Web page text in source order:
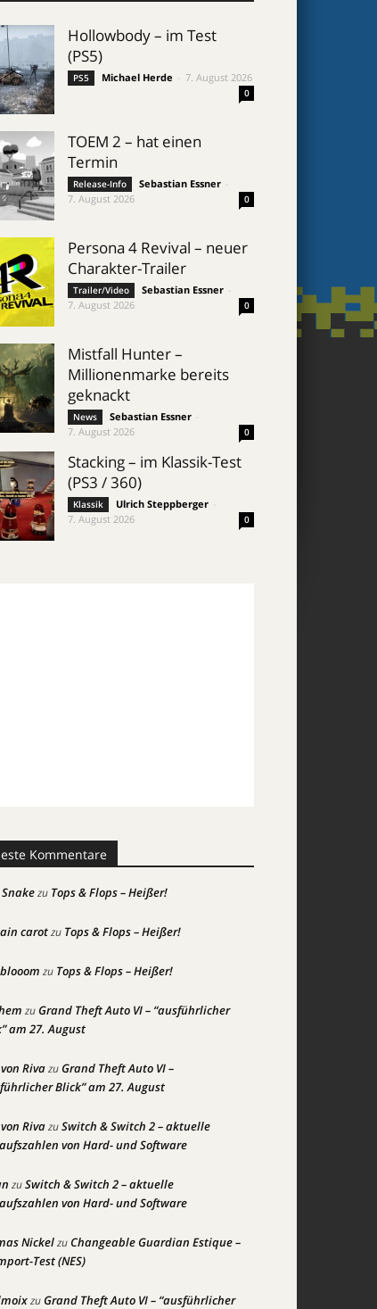
Hollowbody – im Test
(PS5)
PS5 Michael Herde 7. August 2026
0
TOEM 2 – hat einen
Termin
Release-Info Sebastian Essner
7. August 2026
0
Persona 4 Revival – neuer
Charakter-Trailer
Trailer/Video Sebastian Essner
7. August 2026
0
Mistfall Hunter –
Millionenmarke bereits
geknackt
News Sebastian Essner
7. August 2026
0
Stacking – im Klassik-Test
(PS3 / 360)
Klassik Ulrich Steppberger
7. August 2026
0
Kommentare
zu Tops & Flops – Heißer!
carotzu Tops & Flops – Heißer!
zu Tops & Flops – Heißer!
zuGrand Theft Auto VI – “ausführlicher
am 27. August
RivazuGrand Theft Auto VI –
Blick” am 27. August
RivazuSwitch & Switch 2 – aktuelle
von Hard- und Software
zuSwitch & Switch 2 – aktuelle
von Hard- und Software
NickelzuChangeable Guardian Estique –
Test (NES)
zuGrand Theft Auto VI – “ausführlicher